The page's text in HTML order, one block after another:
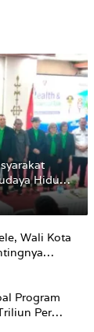
Hidup
Wali Kota
Program
Per
Beri